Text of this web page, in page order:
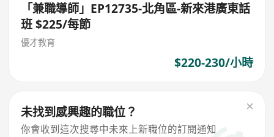
「兼職導師」EP12735-北角區-新來港廣東話
班 $225/每節
優才教育
$220-230/小時
未找到感興趣的職位？
你會收到這次搜尋中未來上新職位的訂閱通知